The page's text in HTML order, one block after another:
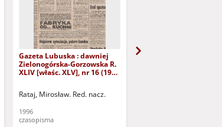
Gazeta Lubuska : dawniej
Zielonogórska-Gorzowska R.
XLIV [właśc. XLV], nr 16 (19
Rataj, Mirosław. Red. nacz.
1996
czasopisma